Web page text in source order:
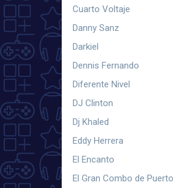
Cuarto Voltaje
Danny Sanz
Darkiel
Dennis Fernando
Diferente Nivel
DJ Clinton
Dj Khaled
Eddy Herrera
El Encanto
El Gran Combo de